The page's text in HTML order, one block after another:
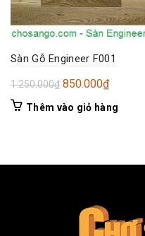
Sàn Gỗ Engineer F001
1.250.000₫ Giá
gốc
850.000₫Giá
Thêm vào giỏ hàng